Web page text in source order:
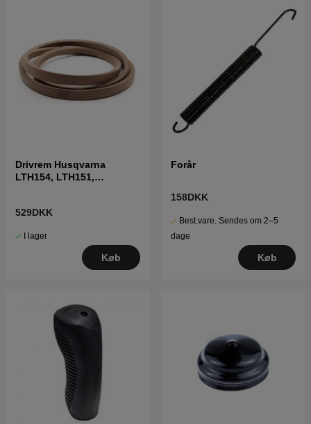
Drivrem Husqvarna
LTH154, LTH151,
529DKK
I lager
Køb
Forår
158DKK
Best.vare. Sendes om 2–5
dage
Køb